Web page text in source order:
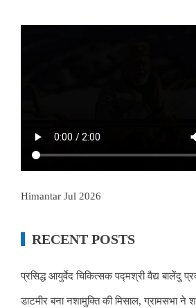
Himantar Jul 2026
RECENT POSTS
प्रसिद्ध आयुर्वेद चिकित्सक पद्मश्री वैद्य बालेंदु
डाटमीर बना नशामुक्ति की मिसाल, ग्रामसभा